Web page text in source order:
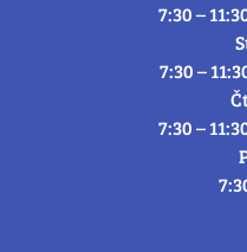
7:30 –
7:30 –
7:30 –